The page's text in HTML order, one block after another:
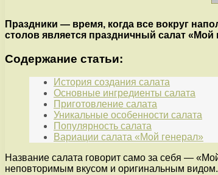
Праздники — время, когда все вокруг
столов является праздничный салат «Мой
Содержание статьи:
История создания салата
Основные ингредиенты салата
Приготовление салата
Уникальные особенности салата
Популярность салата
Вариации салата «Мой генерал»
Название салата говорит само за себя —
неповторимым вкусом и оригинальным видом.